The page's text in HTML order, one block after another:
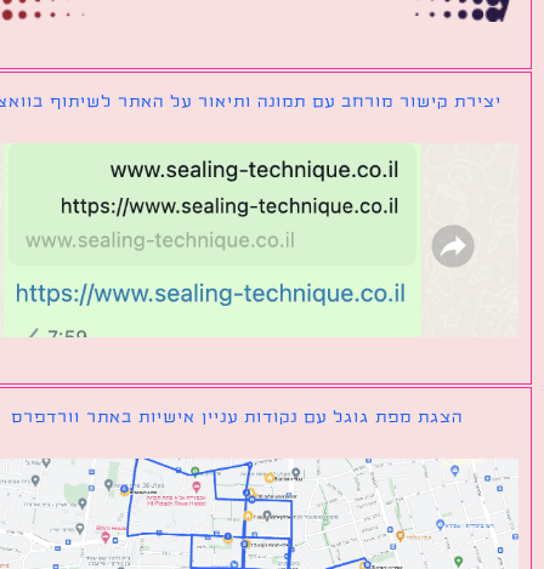
קישור מורחב עם תמונה ותיאור על האתר לשיתוף בוואצאפ
הצגת מפת גוגל עם נקודות עניין אישיות באתר וורדפרס